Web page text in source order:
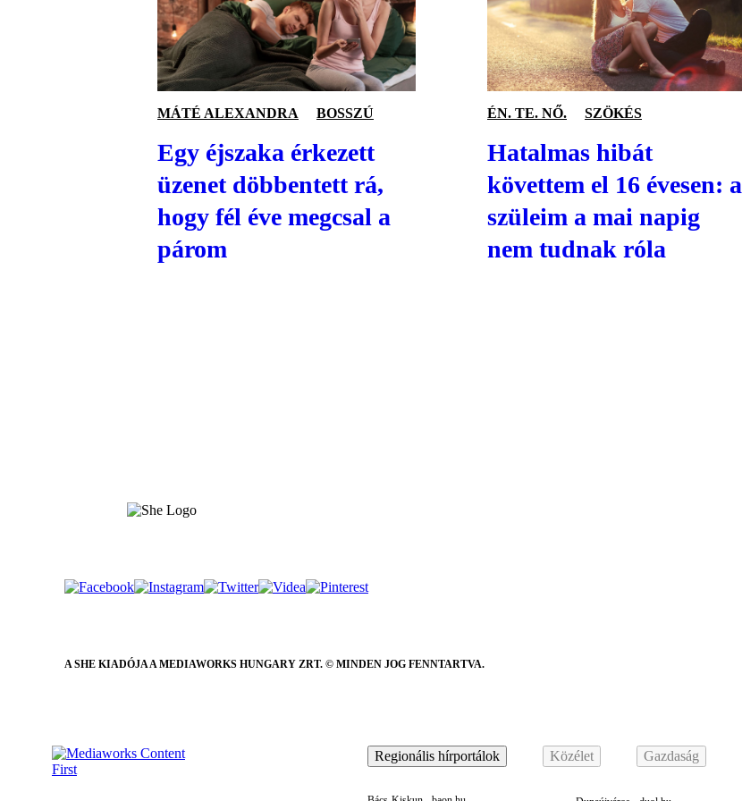
MÁTÉ ALEXANDRA BOSSZÚ
Egy éjszaka érkezett
üzenet döbbentett rá,
hogy fél éve megcsal a
párom
ÉN. TE. NŐ. SZÖKÉS
Hatalmas hibát
követtem el 16 évesen: a
szüleim a mai napig
nem tudnak róla
A SHE KIADÓJA A MEDIAWORKS HUNGARY ZRT. © MINDEN JOG FENNTARTVA.
Regionális hírportálok Közélet Gazdaság